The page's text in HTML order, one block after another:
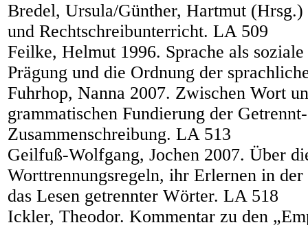
Bredel, Ursula/Günther, Hartmut
und Rechtschreibunterricht. LA 509
Feilke, Helmut 1996. Sprache als
Prägung und die Ordnung der
Fuhrhop, Nanna 2007. Zwischen Wort
grammatischen Fundierung der
Zusammenschreibung. LA 513
Geilfuß-Wolfgang, Jochen 2007. Über
Worttrennungsregeln, ihr Erlernen in
das Lesen getrennter Wörter. LA 518
Ickler, Theodor. Kommentar zu den